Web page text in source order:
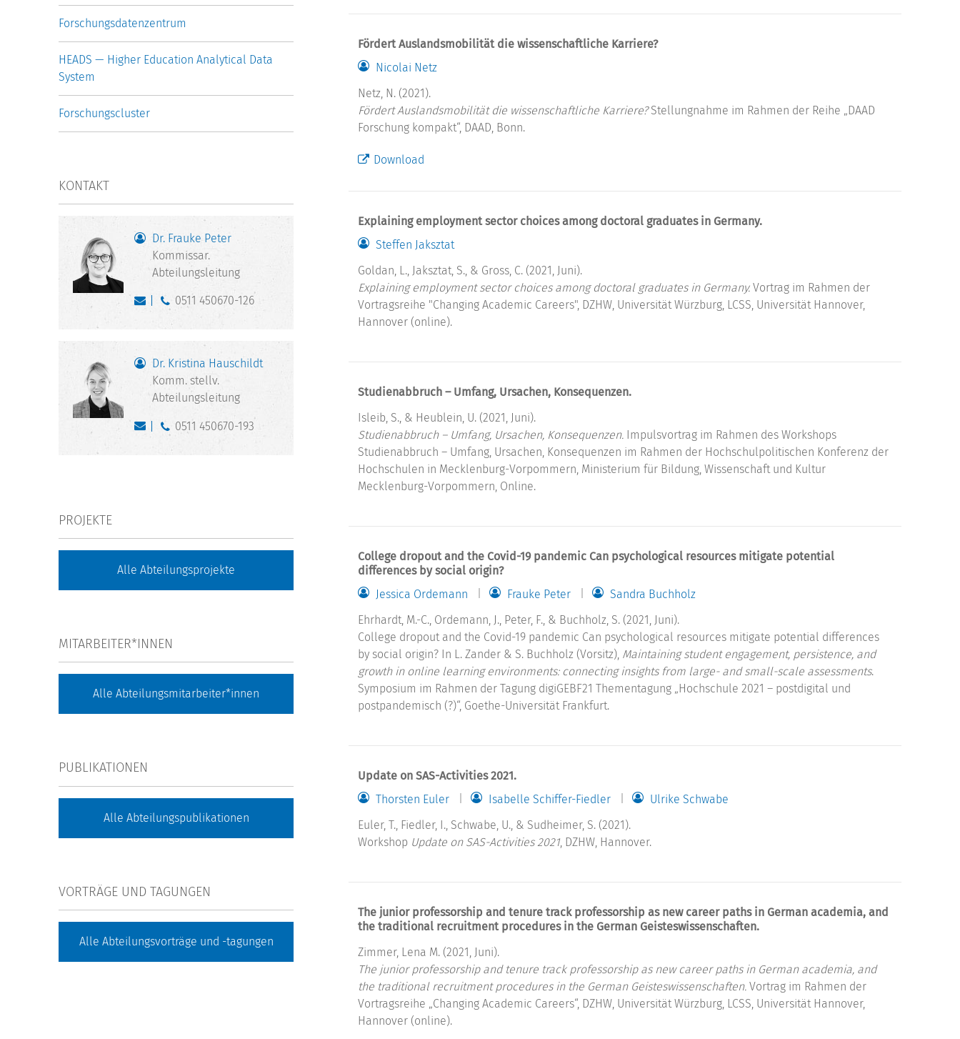
Fördert Auslandsmobilität die wissenschaftliche Karriere?
Nicolai Netz
Netz, N. (2021).
Fördert Auslandsmobilität die wissenschaftliche Karriere?Stellungnahme im Rahmen der Reihe „DAAD
Forschung kompakt“, DAAD, Bonn.
Download
Explaining employment sector choices among doctoral graduates in Germany.
Steffen Jaksztat
Goldan, L., Jaksztat, S., & Gross, C. (2021, Juni).
Explaining employment sector choices among doctoral graduates in Germany. Vortrag im Rahmen der
Vortragsreihe "Changing Academic Careers", DZHW, Universität Würzburg, LCSS, Universität Hannover,
Hannover (online).
Studienabbruch – Umfang, Ursachen, Konsequenzen.
Isleib, S., & Heublein, U. (2021, Juni).
Studienabbruch – Umfang, Ursachen, Konsequenzen. Impulsvortrag im Rahmen des Workshops
Studienabbruch – Umfang, Ursachen, Konsequenzen im Rahmen der Hochschulpolitischen Konferenz der
Hochschulen in Mecklenburg-Vorpommern, Ministerium für Bildung, Wissenschaft und Kultur
Mecklenburg-Vorpommern, Online.
College dropout and the Covid-19 pandemic Can psychological resources mitigate potential
differences by social origin?
Jessica Ordemann
Frauke Peter
Sandra Buchholz
Ehrhardt, M.-C., Ordemann, J., Peter, F., & Buchholz, S. (2021, Juni).
College dropout and the Covid-19 pandemic Can psychological resources mitigate potential differences
by social origin? In L. Zander & S. Buchholz (Vorsitz), Maintaining student engagement, persistence, and
growth in online learning environments: connecting insights from large- and small-scale assessments.
Symposium im Rahmen der Tagung digiGEBF21 Thementagung „Hochschule 2021 – postdigital und
postpandemisch (?)“, Goethe-Universität Frankfurt.
Update on SAS-Activities 2021.
Thorsten Euler
Isabelle Schiffer-Fiedler
Ulrike Schwabe
Euler, T., Fiedler, I., Schwabe, U., & Sudheimer, S. (2021).
Workshop Update on SAS-Activities 2021, DZHW, Hannover.
The junior professorship and tenure track professorship as new career paths in German academia, and
the traditional recruitment procedures in the German Geisteswissenschaften.
Zimmer, Lena M. (2021, Juni).
The junior professorship and tenure track professorship as new career paths in German academia, and
the traditional recruitment procedures in the German Geisteswissenschaften. Vortrag im Rahmen der
Vortragsreihe „Changing Academic Careers“, DZHW, Universität Würzburg, LCSS, Universität Hannover,
Hannover (online).
Forschungsdatenzentrum
HEADS — Higher Education Analytical Data
System
Forschungscluster
KONTAKT
Dr. Frauke Peter
Kommissar.
Abteilungsleitung
0511 450670-126
Dr. Kristina Hauschildt
Komm. stellv.
Abteilungsleitung
0511 450670-193
PROJEKTE
Alle Abteilungsprojekte
MITARBEITER*INNEN
Alle Abteilungsmitarbeiter*innen
PUBLIKATIONEN
Alle Abteilungspublikationen
VORTRÄGE UND TAGUNGEN
Alle Abteilungsvorträge und -tagungen